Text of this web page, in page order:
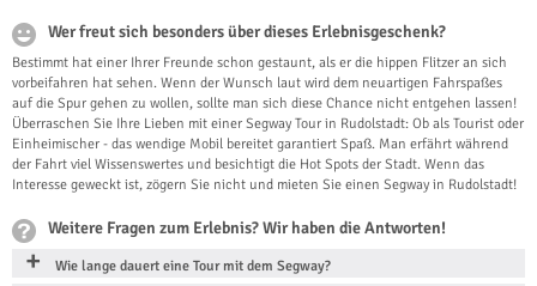
Wer freut sich besonders über dieses Erlebnisgeschenk?
Bestimmt hat einer Ihrer Freunde schon gestaunt, als er die hippen Flitzer an sich
vorbeifahren hat sehen. Wenn der Wunsch laut wird dem neuartigen Fahrspaßes
auf die Spur gehen zu wollen, sollte man sich diese Chance nicht entgehen lassen!
Überraschen Sie Ihre Lieben mit einer Segway Tour in Rudolstadt: Ob als Tourist oder
Einheimischer - das wendige Mobil bereitet garantiert Spaß. Man erfährt während
der Fahrt viel Wissenswertes und besichtigt die Hot Spots der Stadt. Wenn das
Interesse geweckt ist, zögern Sie nicht und mieten Sie einen Segway in Rudolstadt!
Weitere Fragen zum Erlebnis? Wir haben die Antworten!
Wie lange dauert eine Tour mit dem Segway?